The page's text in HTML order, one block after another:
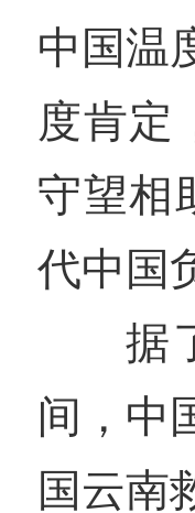
中国温
度肯定
守望相
代中国
据
间，中
国云南